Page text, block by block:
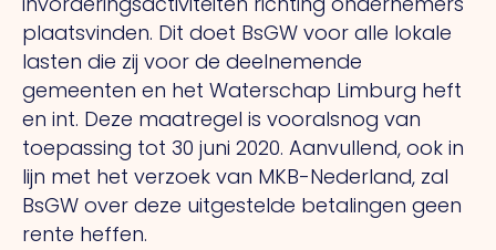
plaatsvinden. Dit doet BsGW voor alle lokale
lasten die zij voor de deelnemende
gemeenten en het Waterschap Limburg heft
en int. Deze maatregel is vooralsnog van
toepassing tot 30 juni 2020. Aanvullend, ook in
lijn met het verzoek van MKB-Nederland, zal
BsGW over deze uitgestelde betalingen geen
rente heffen.